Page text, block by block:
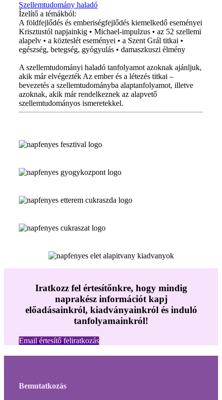
Szellemtudomány haladó
Ízelítő a témákból:
A földfejlődés és emberiségfejlődés kiemelkedő eseményei
Krisztustól napjainkig • Michael-impulzus • az 52 szellemi
alapelv • a közteslét eseményei • a Szent Grál titkai •
egészség, betegség, gyógyulás • damaszkuszi élmény
A szellemtudományi haladó tanfolyamot azoknak ajánljuk,
akik már elvégezték Az ember és a létezés titkai –
bevezetés a szellemtudományba alaptanfolyamot, illetve
azoknak, akik már rendelkeznek az alapvető
szellemtudományos ismeretekkel.
Iratkozz fel értesítőnkre, hogy mindig
naprakész információt kapj
előadásainkról, kiadványainkról és induló
tanfolyamainkról!
Email értesítő feliratkozás
Bemutatkozás